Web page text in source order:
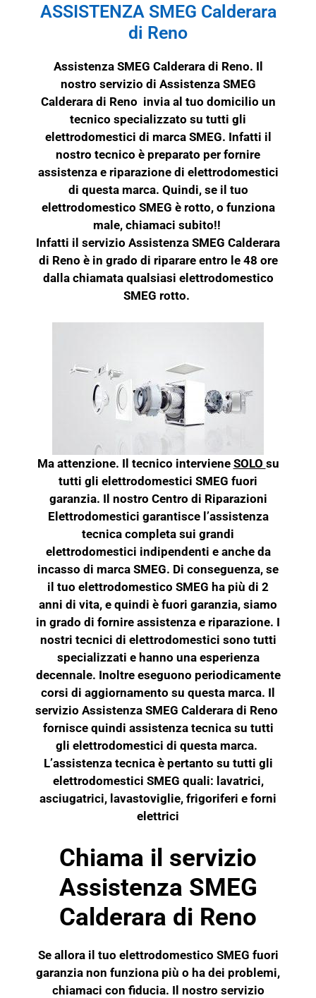
ASSISTENZA SMEG Calderara
di Reno
Assistenza SMEG Calderara di Reno. Il
nostro servizio di Assistenza SMEG
Calderara di Reno invia al tuo domicilio un
tecnico specializzato su tutti gli
elettrodomestici di marca SMEG. Infatti il
nostro tecnico è preparato per fornire
assistenza e riparazione di elettrodomestici
di questa marca. Quindi, se il tuo
elettrodomestico SMEG è rotto, o funziona
male, chiamaci subito!!
Infatti il servizio Assistenza SMEG Calderara
di Reno è in grado di riparare entro le 48 ore
dalla chiamata qualsiasi elettrodomestico
SMEG rotto.
Ma attenzione. Il tecnico interviene SOLO su
tutti gli elettrodomestici SMEG fuori
garanzia. Il nostro Centro di Riparazioni
Elettrodomestici garantisce l’assistenza
tecnica completa sui grandi
elettrodomestici indipendenti e anche da
incasso di marca SMEG. Di conseguenza, se
il tuo elettrodomestico SMEG ha più di 2
anni di vita, e quindi è fuori garanzia, siamo
in grado di fornire assistenza e riparazione. I
nostri tecnici di elettrodomestici sono tutti
specializzati e hanno una esperienza
decennale. Inoltre eseguono periodicamente
corsi di aggiornamento su questa marca. Il
servizio Assistenza SMEG Calderara di Reno
fornisce quindi assistenza tecnica su tutti
gli elettrodomestici di questa marca.
L’assistenza tecnica è pertanto su tutti gli
elettrodomestici SMEG quali: lavatrici,
asciugatrici, lavastoviglie, frigoriferi e forni
elettrici
Chiama il servizio
Assistenza SMEG
Calderara di Reno
Se allora il tuo elettrodomestico SMEG fuori
garanzia non funziona più o ha dei problemi,
chiamaci con fiducia. Il nostro servizio